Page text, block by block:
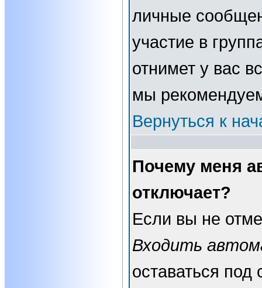
личные
участие в
отнимет у вас
мы
Вернуться к
Почему меня
отключает?
Если вы не
Входить
оставаться